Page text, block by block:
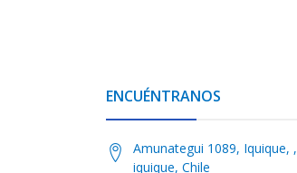
ENCUÉNTRANOS
Amunategui 1089, Iquique, ,
iquique, Chile